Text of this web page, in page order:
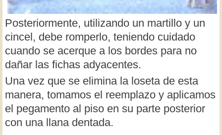
Posteriormente, utilizando un martillo y un
cincel, debe romperlo, teniendo cuidado
cuando se acerque a los bordes para no
dañar las fichas adyacentes.
Una vez que se elimina la loseta de esta
manera, tomamos el reemplazo y aplicamos
el pegamento al piso en su parte posterior
con una llana dentada.